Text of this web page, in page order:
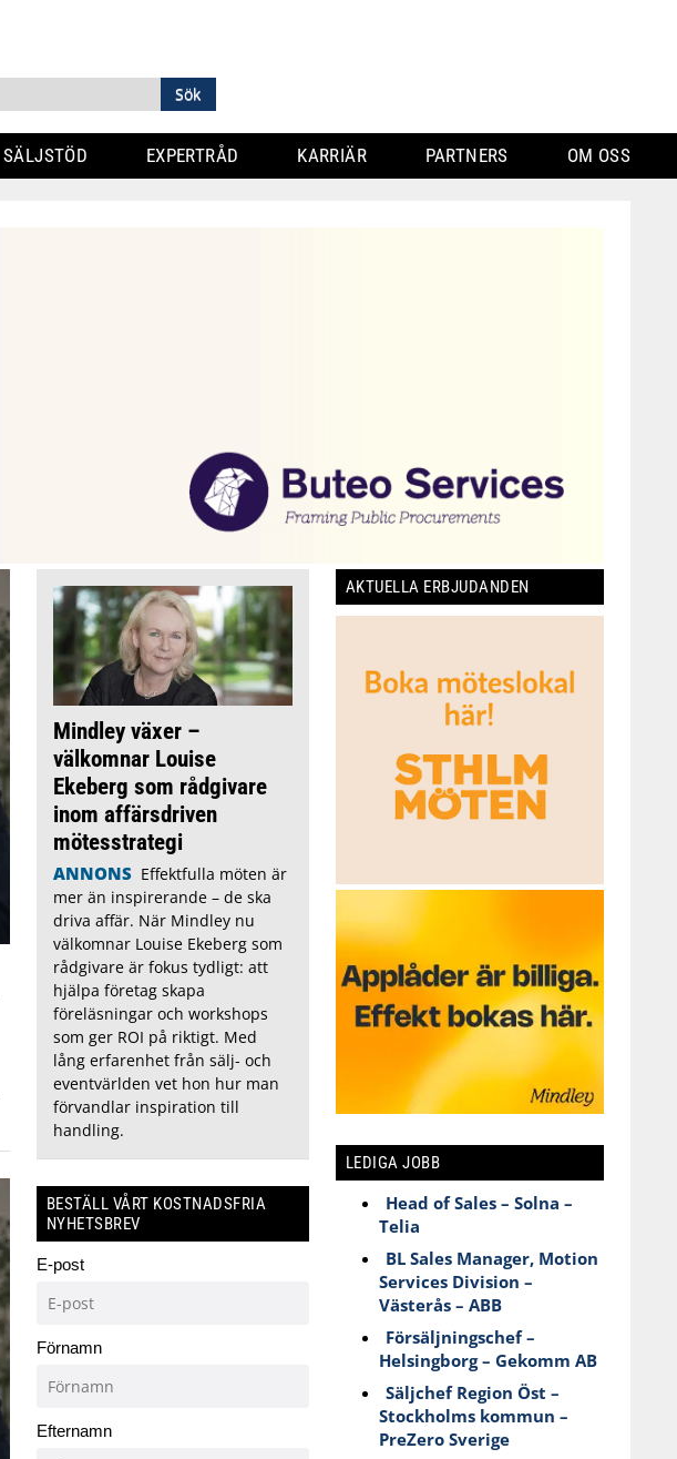
SÄLJSTÖD EXPERTRÅD KARRIÄR PARTNERS OM OSS
Mindley växer –
välkomnar Louise
Ekeberg som rådgivare
inom affärsdriven
mötesstrategi
ANNONS Effektfulla möten är
mer än inspirerande – de ska
driva affär. När Mindley nu
välkomnar Louise Ekeberg som
rådgivare är fokus tydligt: att
hjälpa företag skapa
föreläsningar och workshops
som ger ROI på riktigt. Med
lång erfarenhet från sälj- och
eventvärlden vet hon hur man
förvandlar inspiration till
handling.
BESTÄLL VÅRT KOSTNADSFRIA
NYHETSBREV
E-post
Förnamn
Efternamn
AKTUELLA ERBJUDANDEN
LEDIGA JOBB
Head of Sales – Solna –
Telia
BL Sales Manager, Motion
Services Division –
Västerås – ABB
Försäljningschef –
Helsingborg – Gekomm AB
Säljchef Region Öst –
Stockholms kommun –
PreZero Sverige